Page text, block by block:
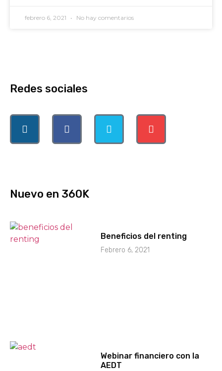
febrero 6, 2021 No hay comentarios
Redes sociales
Nuevo en 360K
Beneficios del renting
Febrero 6, 2021
Webinar financiero con la
AEDT